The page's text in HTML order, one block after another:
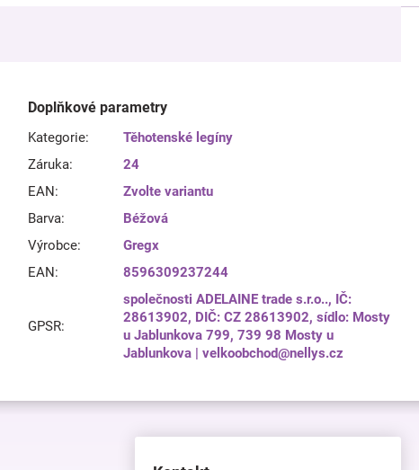
Doplňkové parametry
Kategorie:
Těhotenské legíny
Záruka:
24
EAN:
Zvolte variantu
Barva:
Béžová
Výrobce:
Gregx
EAN: 8596309237244
GPSR:
společnosti ADELAINE trade s.r.o.., IČ:
28613902, DIČ: CZ 28613902, sídlo: Mosty
u Jablunkova 799, 739 98 Mosty u
Jablunkova | velkoobchod@nellys.cz